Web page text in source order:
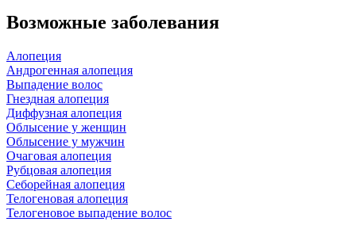
Возможные заболевания
Алопеция
Андрогенная алопеция
Выпадение волос
Гнездная алопеция
Диффузная алопеция
Облысение у женщин
Облысение у мужчин
Очаговая алопеция
Рубцовая алопеция
Себорейная алопеция
Телогеновая алопеция
Телогеновое выпадение волос